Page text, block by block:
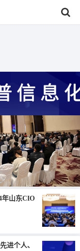
年山东CIO
进个人、